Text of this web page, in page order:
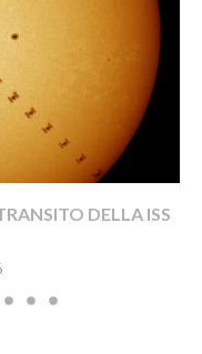
DELLA ISS